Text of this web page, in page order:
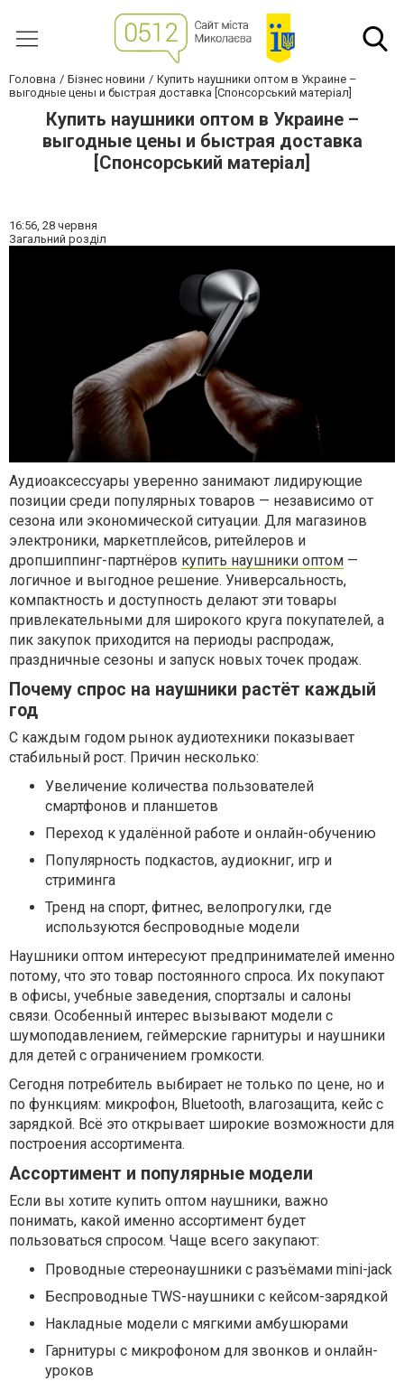
Головна Бізнес новини
Купить наушники оптом в Украине –
выгодные цены и быстрая доставка [Спонсорський матеріал]
Купить наушники оптом в Украине –
выгодные цены и быстрая доставка
[Спонсорський матеріал]
16:56, 28 червня
Загальний розділ
Аудиоаксессуары уверенно занимают лидирующие
позиции среди популярных товаров — независимо от
сезона или экономической ситуации. Для магазинов
электроники, маркетплейсов, ритейлеров и
дропшиппинг-партнёров купить наушники оптом —
логичное и выгодное решение. Универсальность,
компактность и доступность делают эти товары
привлекательными для широкого круга покупателей, а
пик закупок приходится на периоды распродаж,
праздничные сезоны и запуск новых точек продаж.
Почему спрос на наушники растёт каждый
год
С каждым годом рынок аудиотехники показывает
стабильный рост. Причин несколько:
Увеличение количества пользователей
смартфонов и планшетов
Переход к удалённой работе и онлайн-обучению
Популярность подкастов, аудиокниг, игр и
стриминга
Тренд на спорт, фитнес, велопрогулки, где
используются беспроводные модели
Наушники оптом интересуют предпринимателей именно
потому, что это товар постоянного спроса. Их покупают
в офисы, учебные заведения, спортзалы и салоны
связи. Особенный интерес вызывают модели с
шумоподавлением, геймерские гарнитуры и наушники
для детей с ограничением громкости.
Сегодня потребитель выбирает не только по цене, но и
по функциям: микрофон, Bluetooth, влагозащита, кейс с
зарядкой. Всё это открывает широкие возможности для
построения ассортимента.
Ассортимент и популярные модели
Если вы хотите купить оптом наушники, важно
понимать, какой именно ассортимент будет
пользоваться спросом. Чаще всего закупают:
Проводные стереонаушники с разъёмами mini-jack
Беспроводные TWS-наушники с кейсом-зарядкой
Накладные модели с мягкими амбушюрами
Гарнитуры с микрофоном для звонков и онлайн-
уроков